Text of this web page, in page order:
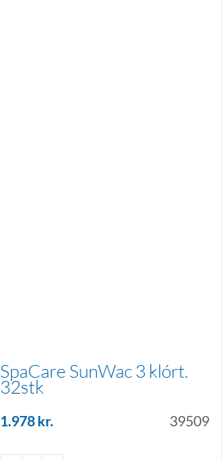
SpaCare SunWac 3 klórt.
32stk
1.978kr. 39509